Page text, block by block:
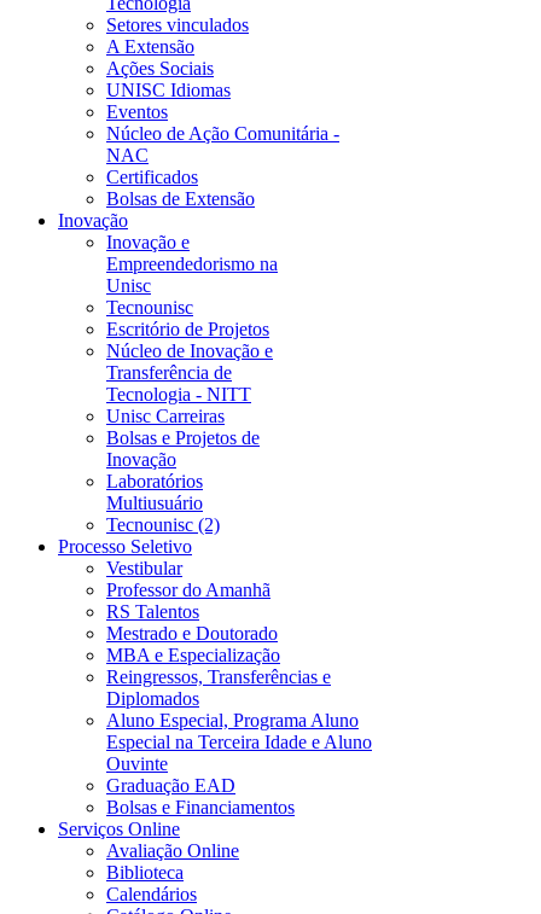
Setores vinculados
A Extensão
Ações Sociais
UNISC Idiomas
Eventos
Núcleo de Ação Comunitária -
NAC
Certificados
Bolsas de Extensão
Inovação
Inovação e
Empreendedorismo na
Unisc
Tecnounisc
Escritório de Projetos
Núcleo de Inovação e
Transferência de
Tecnologia - NITT
Unisc Carreiras
Bolsas e Projetos de
Inovação
Laboratórios
Multiusuário
Tecnounisc (2)
Processo Seletivo
Vestibular
Professor do Amanhã
RS Talentos
Mestrado e Doutorado
MBA e Especialização
Reingressos, Transferências e
Diplomados
Aluno Especial, Programa Aluno
Especial na Terceira Idade e Aluno
Ouvinte
Graduação EAD
Bolsas e Financiamentos
Serviços Online
Avaliação Online
Biblioteca
Calendários